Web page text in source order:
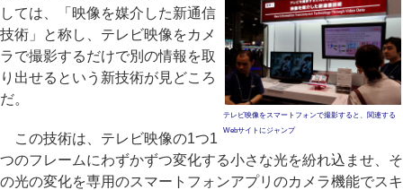
テレビ映像をスマートフォンで撮影すると、関連する
Webサイトにジャンプ
しては、「映像を媒介した新通信
技術」と称し、テレビ映像をカメ
ラで撮影するだけで別の情報を取
り出せるという新技術が見どころ
だ。
この技術は、テレビ映像の1つ1
つのフレームにわずかずつ変化する小さな光を紛れ込ませ、そ
の光の変化を専用のスマートフォンアプリのカメラ機能でスキ